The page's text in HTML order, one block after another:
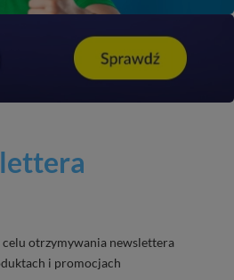
otrzymywania newslettera
i promocjach